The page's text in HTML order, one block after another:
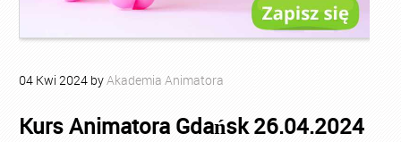
04 Kwi 2024 byAkademia Animatora
Kurs Animatora Gdańsk 26.04.2024